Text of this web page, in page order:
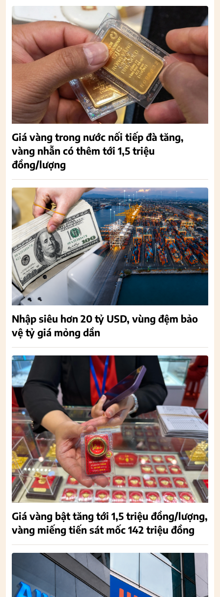
Giá vàng trong nước nối tiếp đà tăng,
vàng nhẫn có thêm tới 1,5 triệu
đồng/lượng
Nhập siêu hơn 20 tỷ USD, vùng đệm bảo
vệ tỷ giá mỏng dần
Giá vàng bật tăng tới 1,5 triệu đồng/lượng,
vàng miếng tiến sát mốc 142 triệu đồng